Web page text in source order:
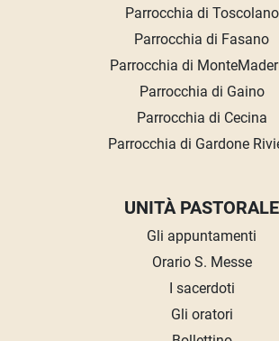
Parrocchia di Toscolano
Parrocchia di Fasano
Parrocchia di
Parrocchia di Gaino
Parrocchia di Cecina
Parrocchia di Gardone
UNITÀ PASTORALE
Gli appuntamenti
Orario S. Messe
I sacerdoti
Gli oratori